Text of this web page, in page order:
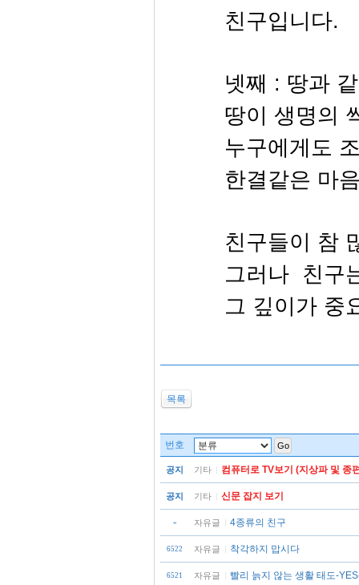
친구입니다.
넷째 : 땅과
땅이 생명의
누구에게도
한결같은 마
친구들이 참
그러나 친구
그 깊이가 중
목록
번호 Go
공지 기타 컴퓨터로 TV보기 (지상파 및 종
공지 기타 신문 잡지 보기
» 자유글 4종류의 친구
6522 자유글 착각하지 맙시다
6521 자유글 빨리 늙지 않는 생활 태도-